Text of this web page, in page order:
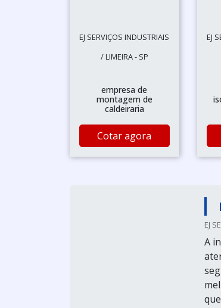
EJ SERVIÇOS INDUSTRIAIS
/ LIMEIRA - SP
empresa de
montagem de
caldeiraria
Cotar agora
EJ
EJ
A